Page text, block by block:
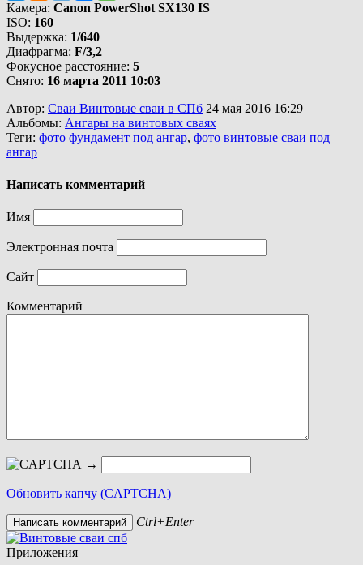
Камера: Canon PowerShot SX130 IS
ISO: 160
Выдержка: 1/640
Диафрагма: F/3,2
Фокусное расстояние: 5
Снято: 16 марта 2011 10:03
Автор: Сваи Винтовые сваи в СПб 24 мая 2016 16:29
Альбомы: Ангары на винтовых сваях
Теги: фото фундамент под ангар, фото винтовые сваи под
ангар
Написать комментарий
Имя
Электронная почта
Сайт
Комментарий
→
Обновить капчу (CAPTCHA)
Ctrl+Enter
Приложения